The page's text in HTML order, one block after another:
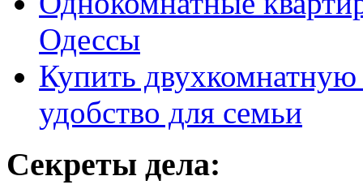
Одессы
Купить
удобство для семьи
Секреты дела: